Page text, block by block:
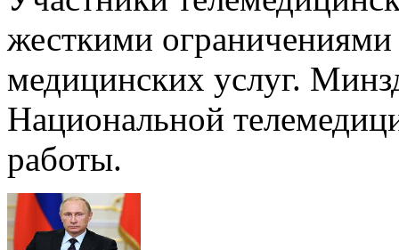
жесткими
медицинских услуг.
Национальной
работы.